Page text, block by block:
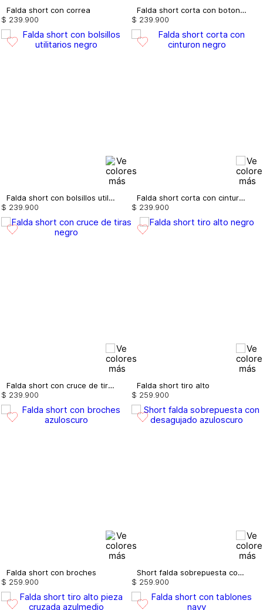
Falda short con correa
$ 239 900
Falda short corta con botones
$ 239 900
Falda short con bolsillos utilitarios
$ 239 900
Falda short corta con cinturon
$ 239 900
Falda short con cruce de tiras
$ 239 900
Falda short tiro alto
$ 259 900
Falda short con broches
$ 259.900
Short falda sobrepuesta con desagujado
$ 259.900